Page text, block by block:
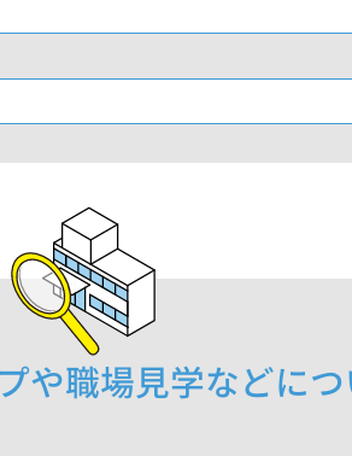
や職場見学などに